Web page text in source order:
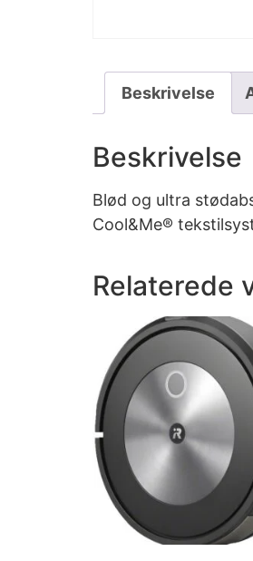
Beskrivelse
Beskrivelse
Blød og ultra
Cool&Me®
Relaterede